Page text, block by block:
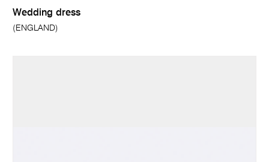
Wedding dress
(ENGLAND)